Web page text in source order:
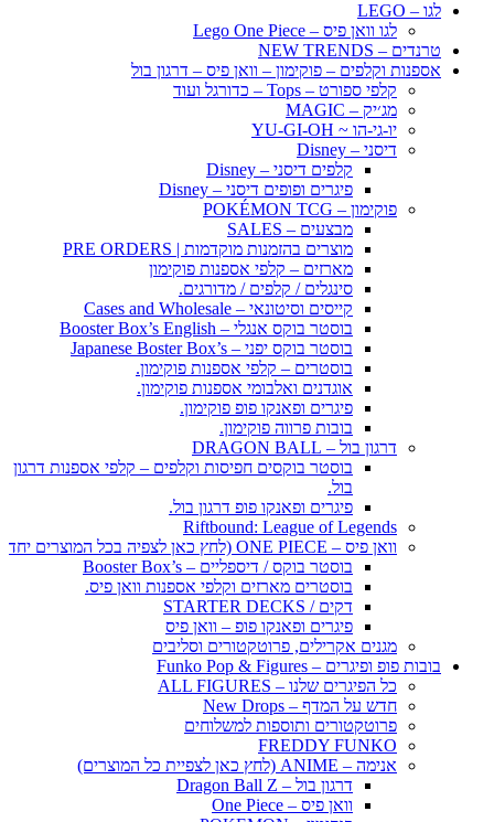
לגו – LEGO
לגו וואן פיס – Lego One Piece
טרנדים – NEW TRENDS
אספנות וקלפים – פוקימון – וואן פיס – דרגון בול
קלפי ספורט – Tops – כדורגל ועוד
מג׳יק – MAGIC
יו-גי-הו ~ YU-GI-OH
דיסני – Disney
קלפים דיסני – Disney
פיגרים ופופים דיסני – Disney
פוקימון – POKÉMON TCG
מבצעים – SALES
מוצרים בהזמנות מוקדמות | PRE ORDERS
מארזים – קלפי אספנות פוקימון
סינגלים / קלפים / מדורגים.
קייסים וסיטונאי – Cases and Wholesale
בוסטר בוקס אנגלי – Booster Box’s English
בוסטר בוקס יפני – Japanese Boster Box’s
בוסטרים – קלפי אספנות פוקימון.
אוגדנים ואלבומי אספנות פוקימון.
פיגרים ופאנקו פופ פוקימון.
בובות פרווה פוקימון.
דרגון בול – DRAGON BALL
בוסטר בוקסים חפיסות וקלפים – קלפי אספנות דרגון
בול.
פיגרים ופאנקו פופ דרגון בול.
Riftbound: League of Legends
וואן פיס – ONE PIECE (לחץ כאן לצפיה בכל המוצרים יחד)
בוסטר בוקס / דיספליים – Booster Box’s
בוסטרים מארזים וקלפי אספנות וואן פיס.
דקים / STARTER DECKS
פיגרים ופאנקו פופ – וואן פיס
מגנים אקרילים, פרוטקטורים וסליבים
בובות פופ ופיגרים – Funko Pop & Figures
כל הפיגרים שלנו – ALL FIGURES
חדש על המדף – New Drops
פרוטקטורים ותוספות למשלוחים
FREDDY FUNKO
אנימה – ANIME (לחץ כאן לצפיית כל המוצרים)
דרגון בול – Dragon Ball Z
וואן פיס – One Piece